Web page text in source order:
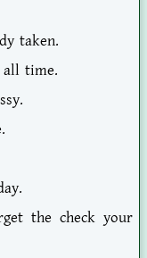
taken.
all time.
the check your